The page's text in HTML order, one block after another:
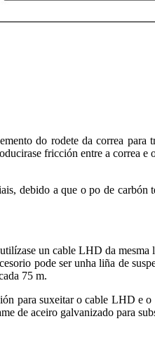
do rodete da correa
fricción entre a correa
debido a que o po de
un cable LHD da
pode ser unha liña de
75 m.
para suxeitar o cable LHD e
de aceiro galvanizado para